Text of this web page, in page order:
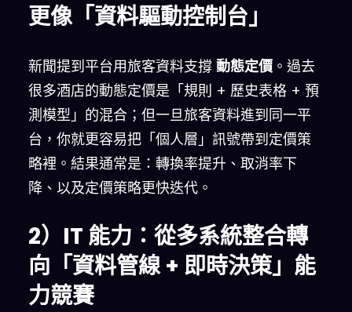
更像「資料驅動控制台」
新聞提到平台用旅客資料支撐 動態定價 。過去
很多酒店的動態定價是「規則 + 歷史表格 + 預
測模型」的混合；但一旦旅客資料進到同一平
台，你就更容易把「個人層」訊號帶到定價策
略裡。結果通常是：轉換率提升、取消率下
降、以及定價策略更快迭代。
2）IT 能力：從多系統整合轉
向「資料管線 + 即時決策」能
力競賽